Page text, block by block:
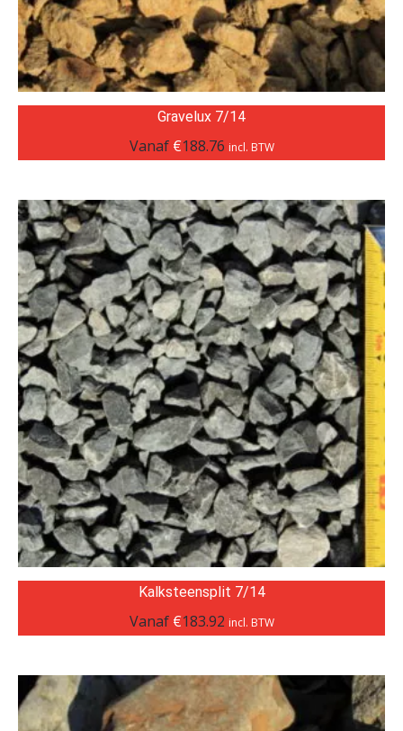
Gravelux 7/14
Vanaf €188.76 incl. BTW
Kalksteensplit 7/14
Vanaf €183.92 incl. BTW